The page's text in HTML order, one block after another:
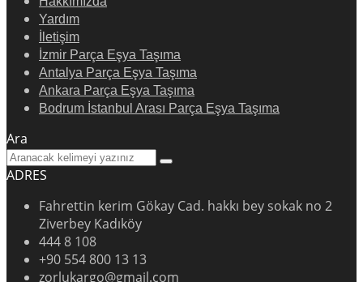
Yardım
İletişim
İzmir Parça Eşya Taşıma
Antalya Parça Eşya Taşıma
Ankara Parça Eşya Taşıma
Bodrum İstanbul Arası Parça Eşya Taşıma
Ara
ADRES
Fahrettin kerim Gökay Cad. hakkı bey sokak no 2
Ziverbey Kadıköy
444 8 108
+90 554 800 13 13
zorlukargo@gmail.com